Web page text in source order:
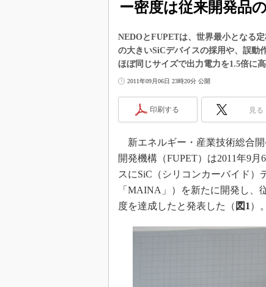
ック
学漂
世界
この
で起
光伝
改革
イノ
ー密度は従来開発品
NEDOとFUPETは、世界最小となる
の大きいSiCデバイスの採用や、誤動
ほぼ同じサイズで出力電力を1.5倍に
2011年09月06日 23時20分 公開
印刷する 見る
新エネルギー・産業技術総合
開発機構（FUPET）は2011年9
スにSiC（シリコンカーバイド）
「MAINA」）を新たに開発し、
度を達成したと発表した（ 図1 ）。